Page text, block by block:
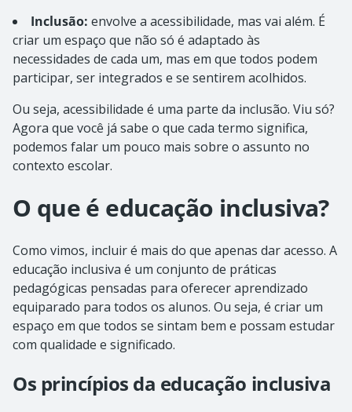
Inclusão: envolve a acessibilidade, mas vai além. É
criar um espaço que não só é adaptado às
necessidades de cada um, mas em que todos podem
participar, ser integrados e se sentirem acolhidos.
Ou seja, acessibilidade é uma parte da inclusão. Viu só?
Agora que você já sabe o que cada termo significa,
podemos falar um pouco mais sobre o assunto no
contexto escolar.
O que é educação inclusiva?
Como vimos, incluir é mais do que apenas dar acesso. A
educação inclusiva é um conjunto de práticas
pedagógicas pensadas para oferecer aprendizado
equiparado para todos os alunos. Ou seja, é criar um
espaço em que todos se sintam bem e possam estudar
com qualidade e significado.
Os princípios da educação inclusiva